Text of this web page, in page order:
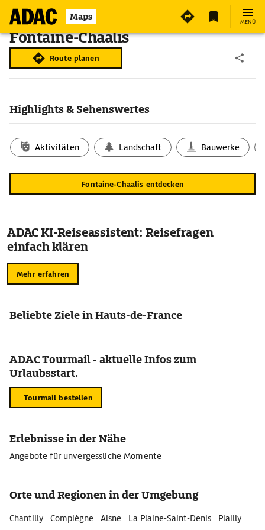
Maps MENÜ
Fontaine-Chaalis
Route planen
Highlights & Sehenswertes
Aktivitäten Landschaft Bauwerke
Fontaine-Chaalis entdecken
ADAC KI-Reiseassistent: Reisefragen
einfach klären
Mehr erfahren
Beliebte Ziele in Hauts-de-France
ADAC Tourmail - aktuelle Infos zum
Urlaubsstart.
Tourmail bestellen
Erlebnisse in der Nähe
Angebote für unvergessliche Momente
Orte und Regionen in der Umgebung
Chantilly Compiègne Aisne La Plaine-Saint-Denis Plailly